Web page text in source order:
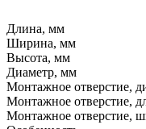
Длина, мм
Ширина, мм
Высота, мм
Диаметр, мм
Монтажное отверстие,
Монтажное отверстие,
Монтажное отверстие,